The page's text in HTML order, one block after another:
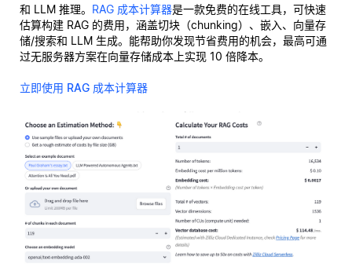
和 LLM 推理。 RAG 成本计算器是一款免费的在线工具，可快速
估算构建 RAG 的费用，涵盖切块（chunking）、嵌入、向量存
储/搜索和 LLM 生成。能帮助你发现节省费用的机会，最高可通
过无服务器方案在向量存储成本上实现 10 倍降本。
立即使用 RAG 成本计算器